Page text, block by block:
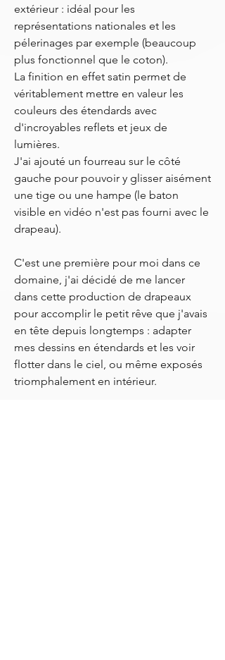
extérieur : idéal pour les
représentations nationales et les
pélerinages par exemple (beaucoup
plus fonctionnel que le coton).
La finition en effet satin permet de
véritablement mettre en valeur les
couleurs des étendards avec
d'incroyables reflets et jeux de
lumières.
J'ai ajouté un fourreau sur le côté
gauche pour pouvoir y glisser aisément
une tige ou une hampe (le baton
visible en vidéo n'est pas fourni avec le
drapeau).
C'est une première pour moi dans ce
domaine, j'ai décidé de me lancer
dans cette production de drapeaux
pour accomplir le petit rêve que j'avais
en tête depuis longtemps : adapter
mes dessins en étendards et les voir
flotter dans le ciel, ou même exposés
triomphalement en intérieur.